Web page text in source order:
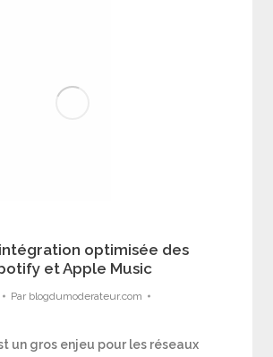
optimisée des
et Apple Music
Par blogdumoderateur.com
un gros enjeu pour les réseaux